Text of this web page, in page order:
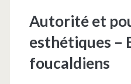
Autorité et
esthétiques –
foucaldiens